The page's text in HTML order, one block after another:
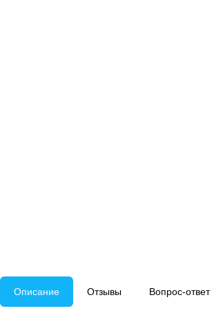
Описание Отзывы Вопрос-ответ